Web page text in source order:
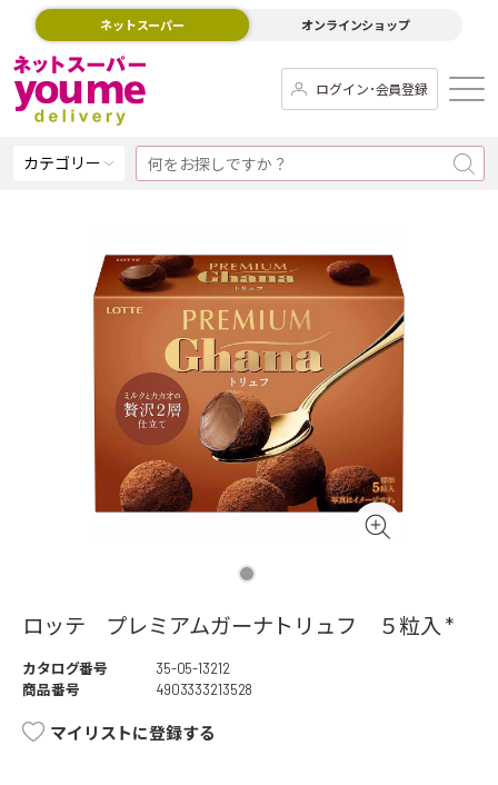
ネットスーパー オンラインショップ
ログイン･会員登録
カテゴリー
ロッテ プレミアムガーナトリュフ ５粒入 *
カタログ番号
35-05-13212
商品番号
4903333213528
マイリストに登録する